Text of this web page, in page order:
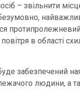
– звільнити
в області
забезпечений
людини, а